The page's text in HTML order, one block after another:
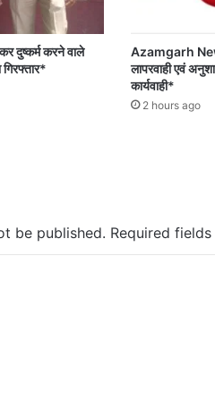
दुष्कर्म करने वाले
Azamgarh
लापरवाही एवं
कार्यवाही*
2 hours ago
be published. Required